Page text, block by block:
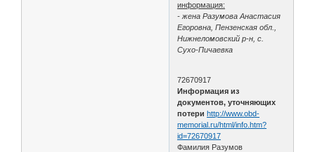
информация:
- жена Разумова Анастасия
Егоровна, Пензенская обл.,
Нижнеломовский р-н, с.
Сухо-Пичаевка
72670917
Информация из
документов, уточняющих
потериhttp://www.obd-
memorial.ru/html/info.htm?
id=72670917
Фамилия Разумов